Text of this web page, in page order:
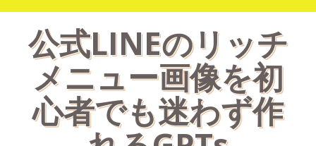
公式LINEのリッチ
メニュー画像を初
心者でも迷わず作